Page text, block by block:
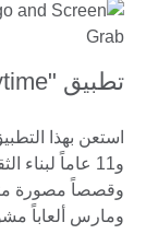
تطبيق "LearnEnglish Kids: Playtime"
و11 عاماً
وقصصاً مصورة
ومارس ألعاباً